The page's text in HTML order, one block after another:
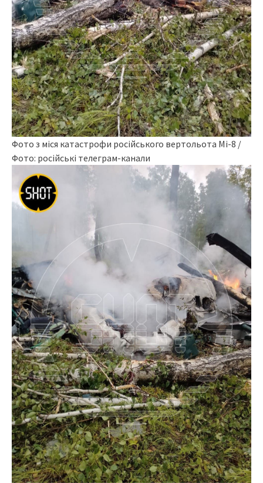
Фото з міся катастрофи російського вертольота Мі-8 /
Фото: російські телеграм-канали